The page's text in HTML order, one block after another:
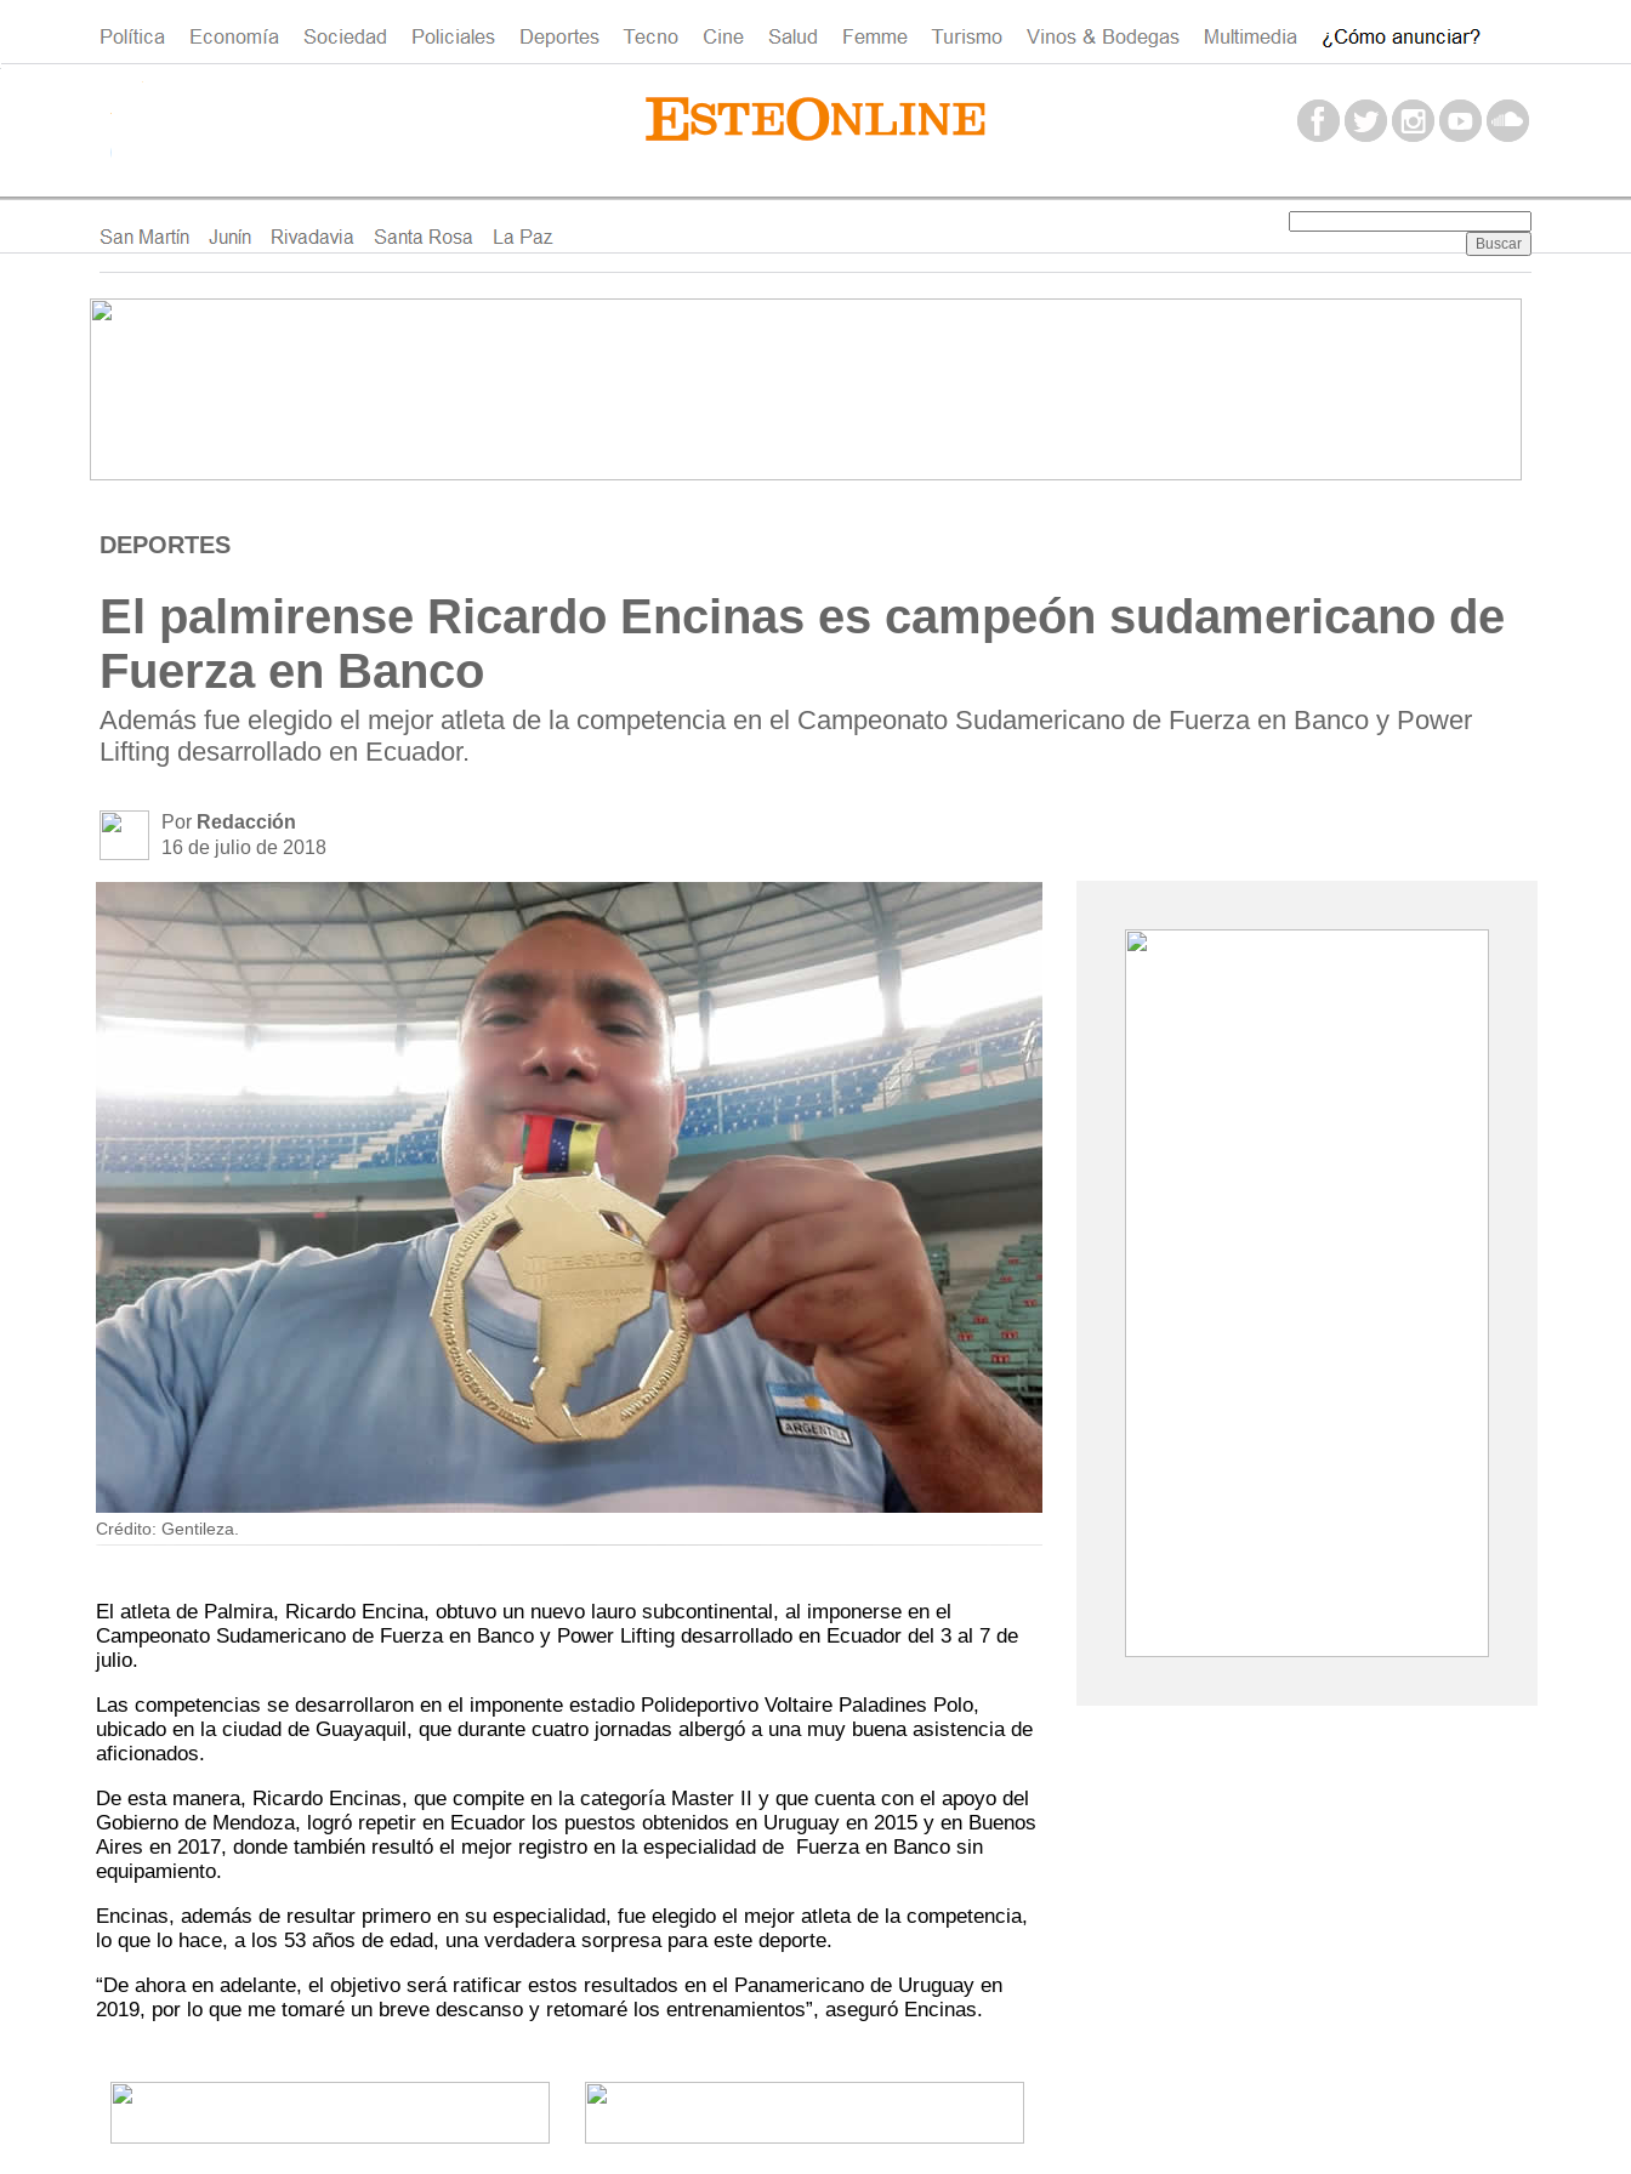
DEPORTES
El palmirense Ricardo Encinas es campeón sudamericano de
Fuerza en Banco
Además fue elegido el mejor atleta de la competencia en el Campeonato Sudamericano de Fuerza en Banco y Power
Lifting desarrollado en Ecuador.
Por Redacción
16 de julio de 2018
Crédito: Gentileza.
El atleta de Palmira, Ricardo Encina, obtuvo un nuevo lauro subcontinental, al imponerse en el
Campeonato Sudamericano de Fuerza en Banco y Power Lifting desarrollado en Ecuador del 3 al 7 de
julio.
Las competencias se desarrollaron en el imponente estadio Polideportivo Voltaire Paladines Polo,
ubicado en la ciudad de Guayaquil, que durante cuatro jornadas albergó a una muy buena asistencia de
aficionados.
De esta manera, Ricardo Encinas, que compite en la categoría Master II y que cuenta con el apoyo del
Gobierno de Mendoza, logró repetir en Ecuador los puestos obtenidos en Uruguay en 2015 y en Buenos
Aires en 2017, donde también resultó el mejor registro en la especialidad de Fuerza en Banco sin
equipamiento.
Encinas, además de resultar primero en su especialidad, fue elegido el mejor atleta de la competencia,
lo que lo hace, a los 53 años de edad, una verdadera sorpresa para este deporte.
“De ahora en adelante, el objetivo será ratificar estos resultados en el Panamericano de Uruguay en
2019, por lo que me tomaré un breve descanso y retomaré los entrenamientos”, aseguró Encinas.